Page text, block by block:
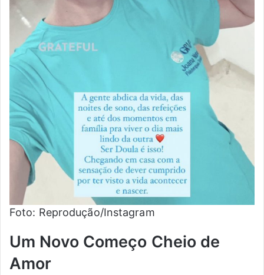
Foto: Reprodução/Instagram
Um Novo Começo Cheio de
Amor